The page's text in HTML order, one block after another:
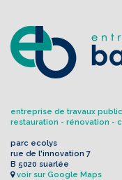
entreprise de travaux
restauration - rénovation -
parc ecolys
rue de l'innovation 7
B 5020 suarlée
voir sur Google Maps